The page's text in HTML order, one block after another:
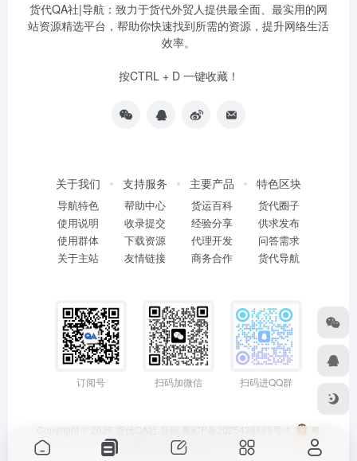
货代QA社|导航：致力于货代外贸人提供最全面、最实用的网
站资源精选平台，帮助你快速找到所需的资源，提升网络生活
效率。
按CTRL + D 一键收藏！
关于我们
导航特色
使用说明
使用群体
关于主站
支持服务
帮助中心
收录提交
下载资源
友情链接
主要产品
货运百科
经验分享
代理开发
商务合作
特色区块
货代圈子
供求发布
问答需求
货代导航
订阅号 扫码加微信 扫码进QQ群
Copyright © 2026 货代QA社·导航 粤ICP备2025438889号-1
粤
公网安备44011402001114号